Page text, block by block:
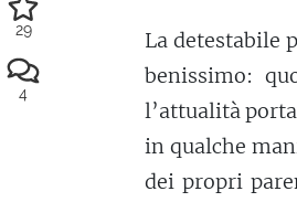
La detestabile
benissimo:
l’attualità
in qualche
dei propri
29
4